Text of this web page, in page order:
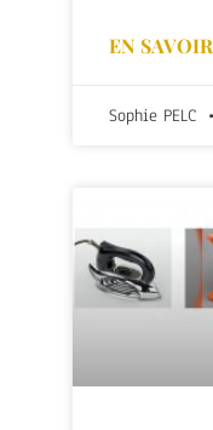
EN
Sophie PELC